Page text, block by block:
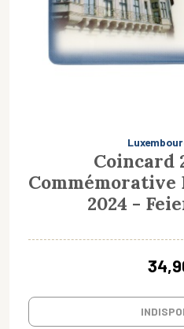
Coincard
Commémorative
2024 -